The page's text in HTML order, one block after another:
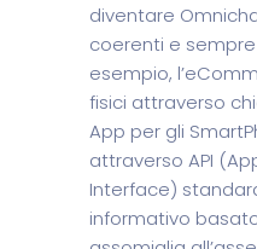
diventare
coerenti e
esempio,
fisici attraverso
App per gli
attraverso API
Interface)
informativo